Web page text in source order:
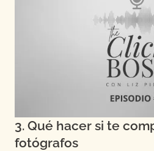
3. Qué hacer si te
fotógrafos